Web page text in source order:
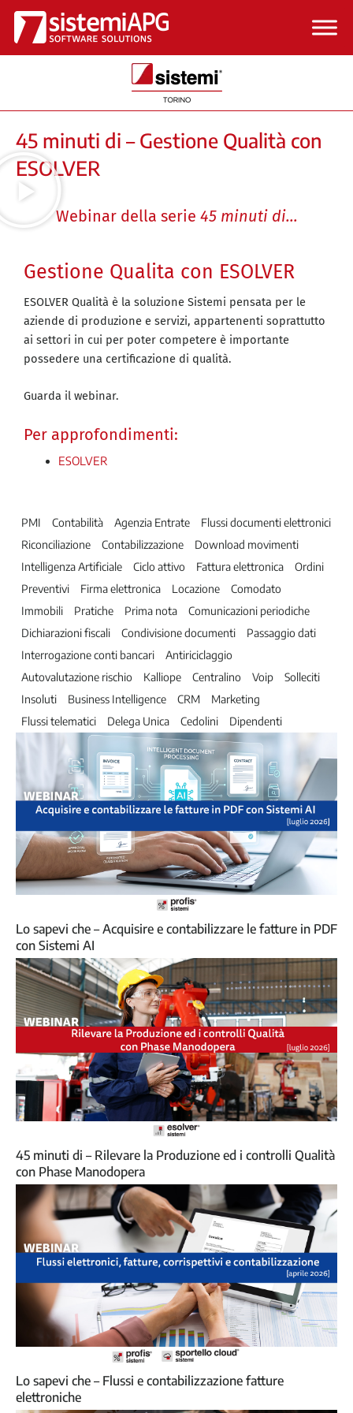
Vai
contenuto
45 minuti di – Gestione Qualità con
ESOLVER
Webinar della serie 45 minuti di…
Gestione Qualita con ESOLVER
ESOLVER Qualità è la soluzione Sistemi pensata per le
aziende di produzione e servizi, appartenenti soprattutto
ai settori in cui per poter competere è importante
possedere una certificazione di qualità.
Guarda il webinar.
Per approfondimenti:
ESOLVER
PMI Contabilità Agenzia Entrate
Flussi documenti elettronici
Riconciliazione
Contabilizzazione
Download movimenti
Intelligenza Artificiale
Ciclo attivo Fattura elettronica
Ordini
Preventivi
Firma elettronica Locazione
Comodato
Immobili
Pratiche Prima nota
Comunicazioni periodiche
Dichiarazioni fiscali
Condivisione documenti
Passaggio dati
Interrogazione conti bancari
Antiriciclaggio
Autovalutazione rischio
Kalliope Centralino Voip
Solleciti
Insoluti
Business Intelligence CRM
Marketing
Flussi telematici
Delega Unica Cedolini Dipendenti
Lo sapevi che – Acquisire e contabilizzare le fatture in PDF
con Sistemi AI
45 minuti di – Rilevare la Produzione ed i controlli Qualità
con Phase Manodopera
Lo sapevi che – Flussi e contabilizzazione fatture
elettroniche